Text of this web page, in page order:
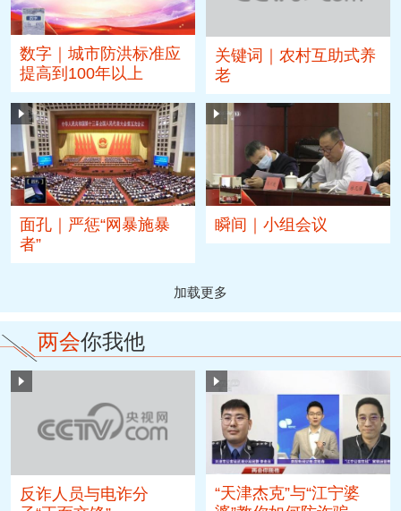
数字｜城市防洪标准应
提高到100年以上
关键词｜农村互助式养
老
面孔｜严惩“网暴施暴
者”
瞬间｜小组会议
加载更多
两会你我他
反诈人员与电诈分
“天津杰克”与“江宁婆